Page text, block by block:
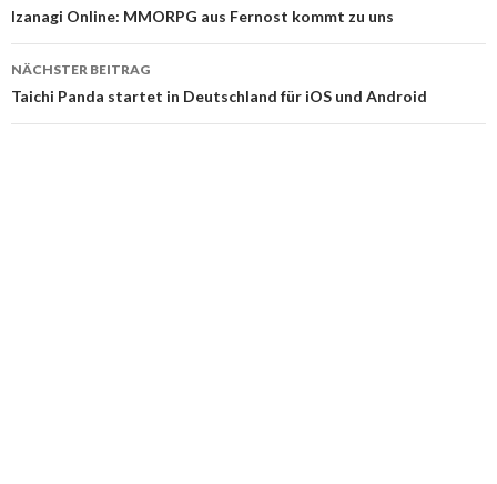
Beitragsnavigation
Izanagi Online: MMORPG aus Fernost kommt zu uns
NÄCHSTER BEITRAG
Taichi Panda startet in Deutschland für iOS und Android